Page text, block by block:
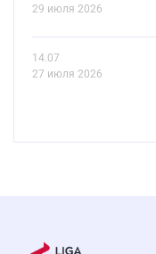
29 июля 2026
14.07
27 июля 2026